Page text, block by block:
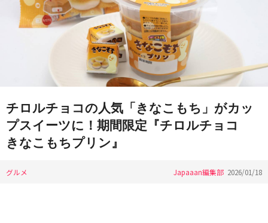
チロルチョコの人気「きなこもち」がカッ
プスイーツに！期間限定『チロルチョコ
きなこもちプリン』
グルメ Japaaan編集部 2026/01/18